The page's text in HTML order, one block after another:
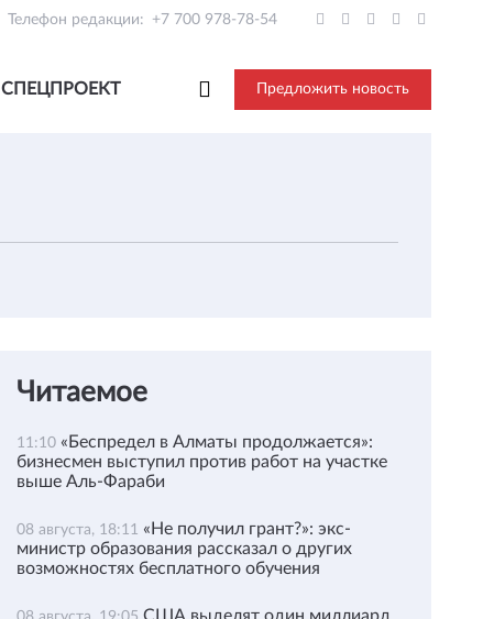
Телефон редакции: +7 700 978-78-54
СПЕЦПРОЕКТ Предложить новость
Читаемое
11:10 «Беспредел в Алматы продолжается»:
бизнесмен выступил против работ на участке
выше Аль-Фараби
08 августа, 18:11 «Не получил грант?»: экс-
министр образования рассказал о других
возможностях бесплатного обучения